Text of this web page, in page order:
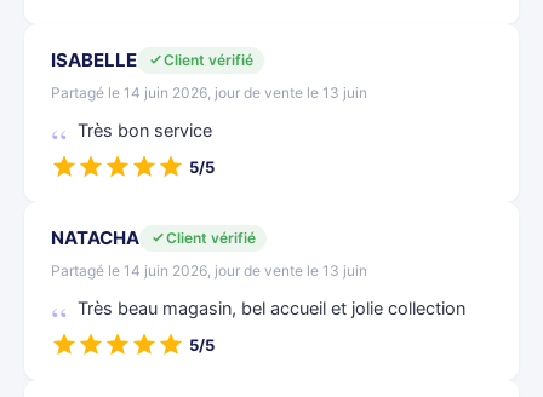
ISABELLE
Client vérifié
Partagé le 14 juin 2026, jour de vente le 13 juin
Très bon service
5/5
NATACHA
Client vérifié
Partagé le 14 juin 2026, jour de vente le 13 juin
Très beau magasin, bel accueil et jolie collection
5/5